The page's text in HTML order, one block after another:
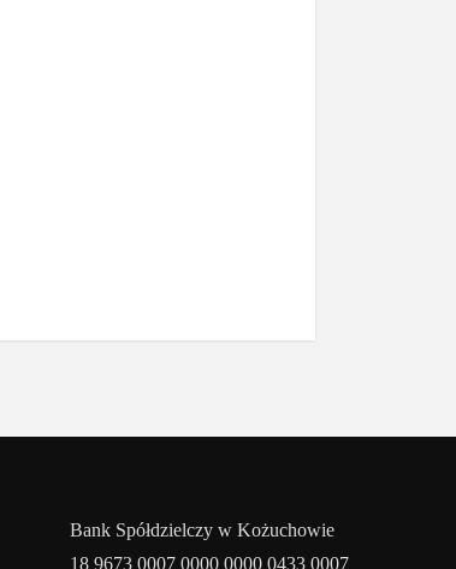
Bank Spółdzielczy w Kożuchowie
18 9673 0007 0000 0000 0433 0007